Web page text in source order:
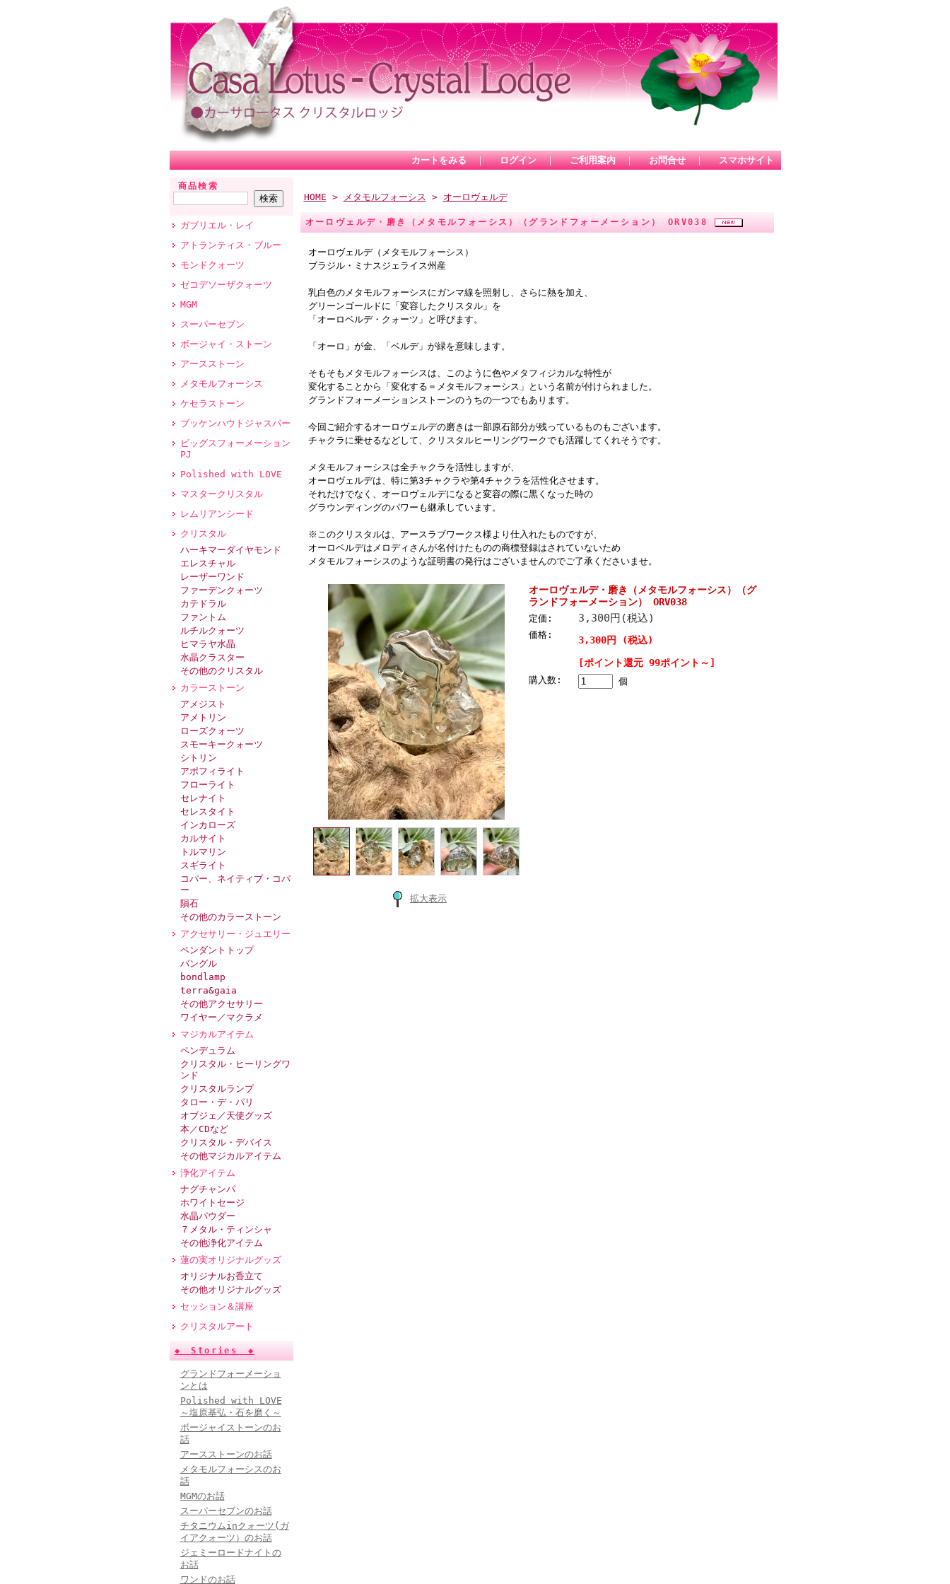
カートをみる ｜ ログイン ｜ ご利用案内 ｜ お問合せ ｜ スマホサイト
商品検索
ガブリエル・レイ
アトランティス・ブルー
モンドクォーツ
ゼコデソーザクォーツ
MGM
スーパーセブン
ボージャイ・ストーン
アースストーン
メタモルフォーシス
ケセラストーン
ブッケンハウトジャスパー
ビッグスフォーメーション
PJ
Polished with LOVE
マスタークリスタル
レムリアンシード
クリスタル
ハーキマーダイヤモンド
エレスチャル
レーザーワンド
ファーデンクォーツ
カテドラル
ファントム
ルチルクォーツ
ヒマラヤ水晶
水晶クラスター
その他のクリスタル
カラーストーン
アメジスト
アメトリン
ローズクォーツ
スモーキークォーツ
シトリン
アポフィライト
フローライト
セレナイト
セレスタイト
インカローズ
カルサイト
トルマリン
スギライト
コパー、ネイティブ・コパ
ー
隕石
その他のカラーストーン
アクセサリー・ジュエリー
ペンダントトップ
バングル
bondlamp
terra&gaia
その他アクセサリー
ワイヤー／マクラメ
マジカルアイテム
ペンデュラム
クリスタル・ヒーリングワ
ンド
クリスタルランプ
タロー・デ・パリ
オブジェ／天使グッズ
本／CDなど
クリスタル・デバイス
その他マジカルアイテム
浄化アイテム
ナグチャンパ
ホワイトセージ
水晶パウダー
７メタル・ティンシャ
その他浄化アイテム
蓮の実オリジナルグッズ
オリジナルお香立て
その他オリジナルグッズ
セッション＆講座
クリスタルアート
◆ Stories ◆
グランドフォーメーショ
ンとは
Polished with LOVE
～塩原基弘・石を磨く～
ボージャイストーンのお
話
アースストーンのお話
メタモルフォーシスのお
話
MGMのお話
スーパーセブンのお話
チタニウムinクォーツ(ガ
イアクォーツ）のお話
ジェミーロードナイトの
お話
ワンドのお話
HOME > メタモルフォーシス > オーロヴェルデ
オーロヴェルデ・磨き（メタモルフォーシス）（グランドフォーメーション） ORV038
オーロヴェルデ（メタモルフォーシス）
ブラジル・ミナスジェライス州産
乳白色のメタモルフォーシスにガンマ線を照射し、さらに熱を加え、
グリーンゴールドに「変容したクリスタル」を
「オーロベルデ・クォーツ」と呼びます。
「オーロ」が金、「ベルデ」が緑を意味します。
そもそもメタモルフォーシスは、このように色やメタフィジカルな特性が
変化することから「変化する＝メタモルフォーシス」という名前が付けられました。
グランドフォーメーションストーンのうちの一つでもあります。
今回ご紹介するオーロヴェルデの磨きは一部原石部分が残っているものもございます。
チャクラに乗せるなどして、クリスタルヒーリングワークでも活躍してくれそうです。
メタモルフォーシスは全チャクラを活性しますが、
オーロヴェルデは、特に第3チャクラや第4チャクラを活性化させます。
それだけでなく、オーロヴェルデになると変容の際に黒くなった時の
グラウンディングのパワーも継承しています。
※このクリスタルは、アースラブワークス様より仕入れたものですが、
オーロベルデはメロディさんが名付けたものの商標登録はされていないため
メタモルフォーシスのような証明書の発行はございませんのでご了承くださいませ。
拡大表示
オーロヴェルデ・磨き（メタモルフォーシス）（グ
ランドフォーメーション） ORV038
定価: 3,300円(税込)
価格:
3,300円 (税込)
[ポイント還元 99ポイント～]
購入数: 個